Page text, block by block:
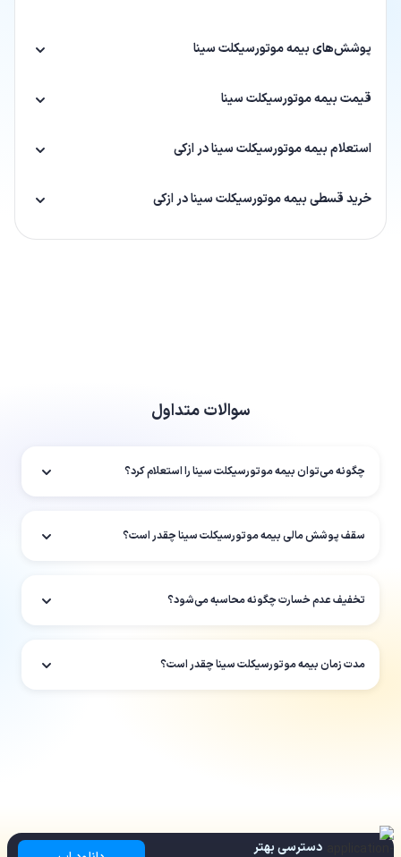
پوشش‌های بیمه موتورسیکلت سینا
قیمت بیمه موتورسیکلت سینا
استعلام بیمه موتورسیکلت سینا در ازکی
خرید قسطی بیمه موتورسیکلت سینا در ازکی
سوالات متداول
چگونه می‌توان بیمه موتورسیکلت سینا را استعلام کرد؟
سقف پوشش مالی بیمه موتورسیکلت سینا چقدر است؟
تخفیف عدم خسارت چگونه محاسبه می‌شود؟
مدت زمان بیمه موتورسیکلت سینا چقدر است؟
دسترسی بهتر